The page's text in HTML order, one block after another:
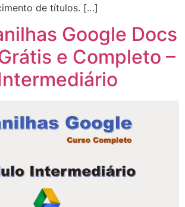
de títulos. […]
Google Docs
e Completo –